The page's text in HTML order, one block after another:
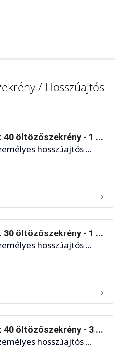
/ Hosszúajtós
40 öltözőszekrény - 1 ...
hosszúajtós ...
30 öltözőszekrény - 1 ...
hosszúajtós ...
40 öltözőszekrény - 3 ...
hosszúajtós ...